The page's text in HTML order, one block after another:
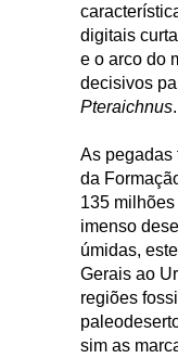
digitais
e o arco do
decisivos
Pteraichnus.
As pegadas
da
135
imenso
úmidas,
Gerais ao
regiões
sim as